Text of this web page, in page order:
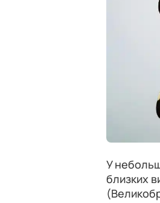
У
близких